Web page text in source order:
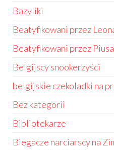
Bazyliki
Beatyfikowani przez
Beatyfikowani przez
Belgijscy snookerzyści
belgijskie czekoladki na
Bez kategorii
Bibliotekarze
Biegacze narciarscy na